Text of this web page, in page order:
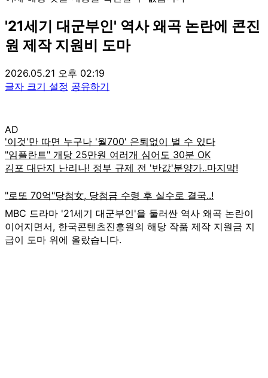
'21세기 대군부인' 역사 왜곡 논란에 콘진
원 제작 지원비 도마
2026.05.21 오후 02:19
글자 크기 설정 공유하기
AD
MBC 드라마 '21세기 대군부인'을 둘러싼 역사 왜곡 논란이
이어지면서, 한국콘텐츠진흥원의 해당 작품 제작 지원금 지
급이 도마 위에 올랐습니다.